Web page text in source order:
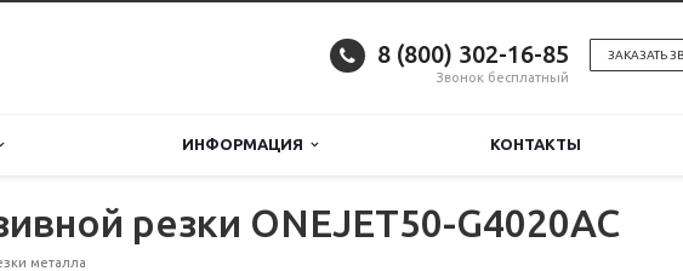
ЗАКАЗАТЬ
8 (800) 302-16-85
Звонок бесплатный
ИНФОРМАЦИЯ КОНТАКТЫ
резки ONEJET50-G4020AC
металла